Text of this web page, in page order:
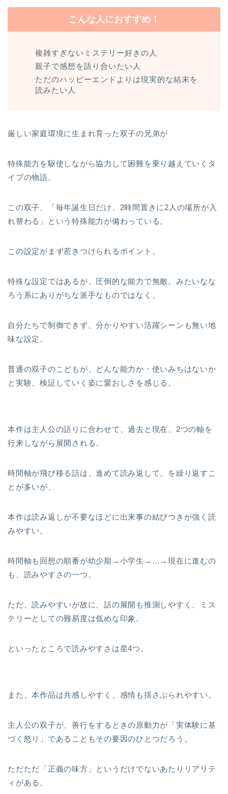
こんな人におすすめ！
複雑すぎないミステリー好きの人
親子で感想を語り合いたい人
ただのハッピーエンドよりは現実的な結末を
読みたい人
厳しい家庭環境に生まれ育った双子の兄弟が
特殊能力を駆使しながら協力して困難を乗り越えていくタ
イプの物語。
この双子、「毎年誕生日だけ、2時間置きに2人の場所が入
れ替わる」という特殊能力が備わっている。
この設定がまず惹きつけられるポイント。
特殊な設定ではあるが、圧倒的な能力で無敵。みたいなな
ろう系にありがちな派手なものではなく、
自分たちで制御できず、分かりやすい活躍シーンも無い地
味な設定。
普通の双子のこどもが、どんな能力か・使いみちはないか
と実験、検証していく姿に愛おしさを感じる。
本作は主人公の語りに合わせて、過去と現在、2つの軸を
行来しながら展開される。
時間軸が飛び移る話は、進めて読み返して。を繰り返すこ
とが多いが、
本作は読み返しが不要なほどに出来事の結びつきが強く読
みやすい。
時間軸も回想の順番が幼少期→小学生→…→現在に進むの
も、読みやすさの一つ。
ただ、読みやすいが故に、話の展開も推測しやすく、ミス
テリーとしての難易度は低めな印象。
といったところで読みやすさは星4つ。
また、本作品は共感しやすく、感情も揺さぶられやすい。
主人公の双子が、善行をするときの原動力が「実体験に基
づく怒り」であることもその要因のひとつだろう。
ただただ「正義の味方」というだけでないあたりリアリテ
ィがある。